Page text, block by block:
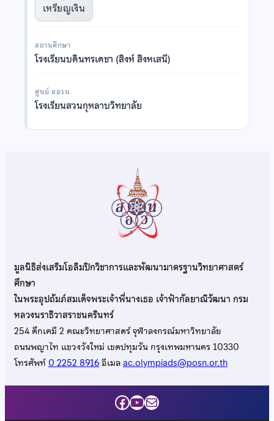
เหรียญเงิน
สถานศึกษา
โรงเรียนบดินทรเดชา (สิงห์ สิงหเสนี)
ศูนย์ สอวน.
โรงเรียนสวนกุหลาบวิทยาลัย
มูลนิธิส่งเสริมโอลิมปิกวิชาการและพัฒนามาตรฐานวิทยาศาสตร์
ศึกษา
ในพระอุปถัมภ์สมเด็จพระเจ้าพี่นางเธอ เจ้าฟ้ากัลยาณิวัฒนา กรม
หลวงนราธิวาสราชนครินทร์
254 ตึกเคมี 2 คณะวิทยาศาสตร์ จุฬาลงกรณ์มหาวิทยาลัย
ถนนพญาไท แขวงวังใหม่ เขตปทุมวัน กรุงเทพมหานคร 10330
โทรศัพท์0 2252 8916อีเมลac.olympiads@posn.or.th
Facebook
YouTube
Mail